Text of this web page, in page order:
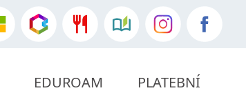
EDUROAM
PLATEBNÍ